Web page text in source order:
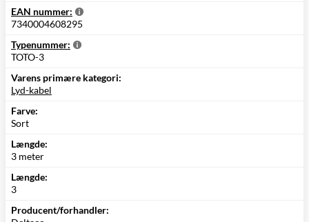
EAN nummer:
7340004608295
Typenummer:
TOTO-3
Varens primære kategori:
Lyd-kabel
Farve:
Sort
Længde:
3 meter
Længde:
3
Producent/forhandler: